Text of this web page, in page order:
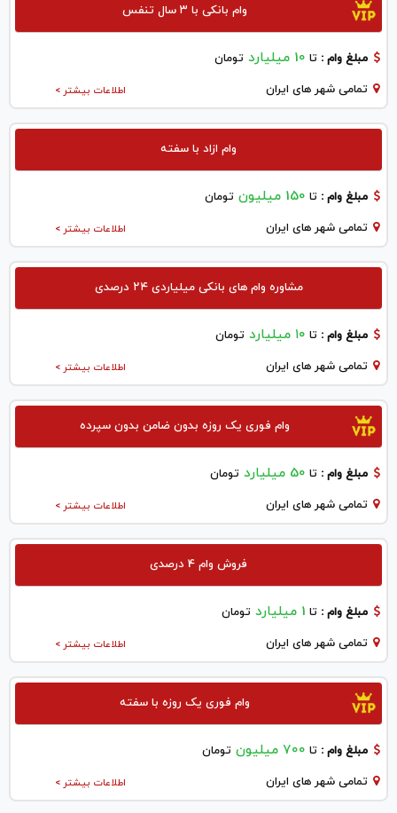
وام بانکی با ۳ سال تنفس
مبلغ وام : تا 10 میلیارد تومان
اطلاعات بیشتر > تمامی شهر های ایران
وام ازاد با سفته
مبلغ وام : تا 150 میلیون تومان
اطلاعات بیشتر > تمامی شهر های ایران
مشاوره وام های بانکی میلیاردی ۲۴ درصدی
مبلغ وام : تا ۱۰ میلیارد تومان
اطلاعات بیشتر > تمامی شهر های ایران
وام فوری یک روزه بدون ضامن بدون سپرده
مبلغ وام : تا 50 میلیارد تومان
اطلاعات بیشتر > تمامی شهر های ایران
فروش وام 4 درصدی
مبلغ وام : تا 1 میلیارد تومان
اطلاعات بیشتر > تمامی شهر های ایران
وام فوری یک روزه با سفته
مبلغ وام : تا 700 میلیون تومان
اطلاعات بیشتر > تمامی شهر های ایران